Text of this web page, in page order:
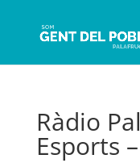
Ràdio
Esports